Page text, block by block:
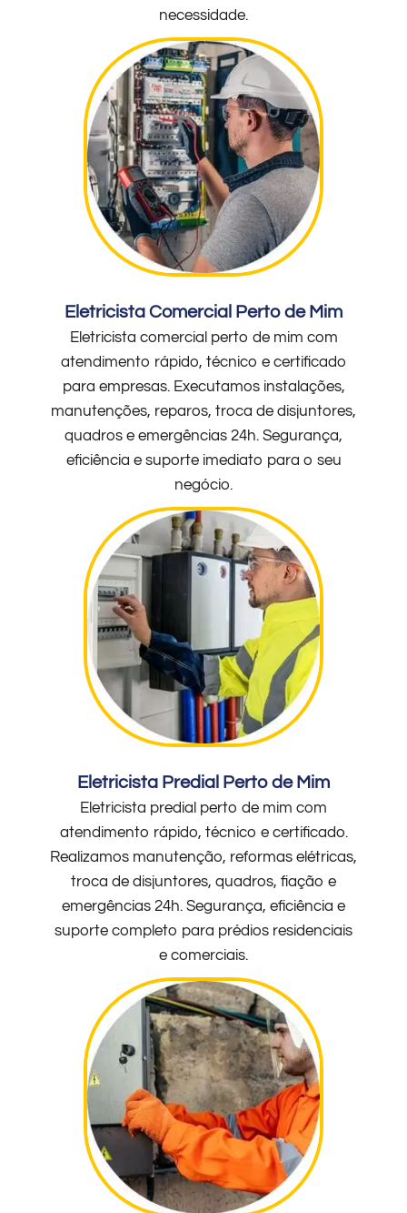
necessidade.
Eletricista Comercial Perto de Mim
Eletricista comercial perto de mim com
atendimento rápido, técnico e certificado
para empresas. Executamos instalações,
manutenções, reparos, troca de disjuntores,
quadros e emergências 24h. Segurança,
eficiência e suporte imediato para o seu
negócio.
Eletricista Predial Perto de Mim
Eletricista predial perto de mim com
atendimento rápido, técnico e certificado.
Realizamos manutenção, reformas elétricas,
troca de disjuntores, quadros, fiação e
emergências 24h. Segurança, eficiência e
suporte completo para prédios residenciais
e comerciais.